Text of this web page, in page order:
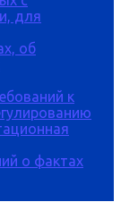
для
об
к
о фактах